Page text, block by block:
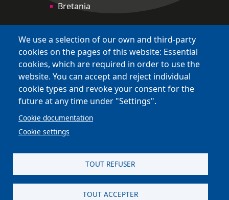
Bretania
We use a selection of our own and third-party
cookies on the pages of this website: Essential
cookies, which are required in order to use the
website. You can accept and reject individual
cookie types and revoke your consent for the
future at any time under "Settings".
Cookie documentation
Cookie settings
TOUT REFUSER
TOUT ACCEPTER
site réalisé parAstraga